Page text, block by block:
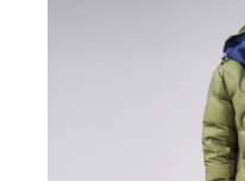
2.透過簡訊連結打開帳單後，可
帳／街口支付／iPASS MONEY
1.本服務係由「台灣大哥大股份
用戶於交易時，得透過本服務購
買賣價金債權讓與本公司後，依
１．於結帳方式選擇「AFTEE先
結帳頁面，進行簡訊認證並確認
２．訂單成立數日內，您將收到
３．收到繳費通知簡訊後14天內
ATM／網路銀行／等多元方式進
※ 請注意：結帳手續完成當下不
購買商品的店家。未經商家同意
每筆NT$80，滿NT$888(含以
每筆NT$80，滿NT$888(含以
每筆NT$60，滿NT$3,000(含